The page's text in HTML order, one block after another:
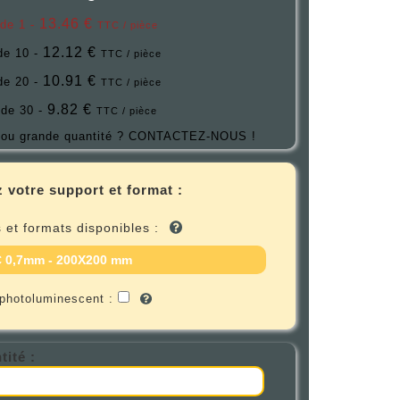
1 - 13.46 € TTC / pièce
10 - 12.12 € TTC / pièce
20 - 10.91 € TTC / pièce
30 - 9.82 € TTC / pièce
grande quantité ? CONTACTEZ-NOUS !
votre support et format :
et formats disponibles :
0,7mm - 200X200 mm
:
: